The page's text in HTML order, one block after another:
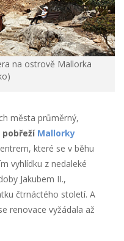
na ostrově Mallorka
města průměrný,
pobřeží Mallorky
které se v běhu
vyhlídku z nedaleké
Jakubem II.,
čtrnáctého století. A
renovace vyžádala až